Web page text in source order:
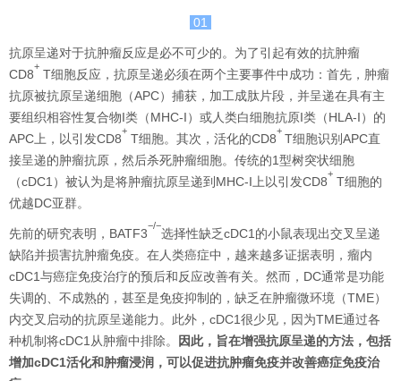
01
抗原呈递对于抗肿瘤反应是必不可少的。为了引起有效的抗肿瘤
CD8
+
T细胞反应，抗原呈递必须在两个主要事件中成功：首先，肿瘤
抗原被抗原呈递细胞（APC）捕获，加工成肽片段，并呈递在具有主
要组织相容性复合物I类（MHC-I）或人类白细胞抗原I类（HLA-I）的
APC上，以引发CD8
+
T细胞。其次，活化的CD8
+
T细胞识别APC直
接呈递的肿瘤抗原，然后杀死肿瘤细胞。传统的1型树突状细胞
（cDC1）被认为是将肿瘤抗原呈递到MHC-I上以引发CD8
+
T细胞的
优越DC亚群。
先前的研究表明，BATF3
−/−
选择性缺乏cDC1的小鼠表现出交叉呈递
缺陷并损害抗肿瘤免疫。在人类癌症中，越来越多证据表明，瘤内
cDC1与癌症免疫治疗的预后和反应改善有关。然而，DC通常是功能
失调的、不成熟的，甚至是免疫抑制的，缺乏在肿瘤微环境（TME）
内交叉启动的抗原呈递能力。此外，cDC1很少见，因为TME通过各
种机制将cDC1从肿瘤中排除。
因此，旨在增强抗原呈递的方法，包括
增加cDC1活化和肿瘤浸润，可以促进抗肿瘤免疫并改善癌症免疫治